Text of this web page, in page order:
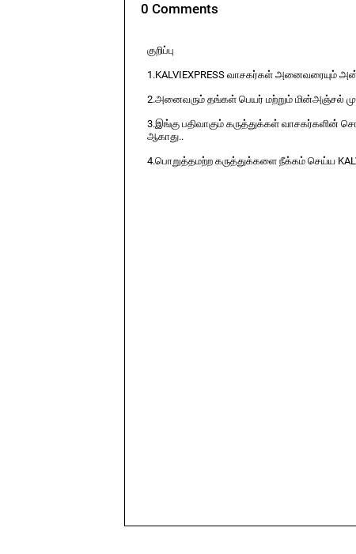
0 Comments
குறிப்பு
1.KALVIEXPRESS வாசகர்கள் அனைவரையும்
2.அனைவரும் தங்கள் பெயர் மற்றும் மின்அஞ்சல்
3.இங்கு பதிவாகும் கருத்துக்கள் வாசகர்களின்
ஆகாது..
4.பொறுத்தமற்ற கருத்துக்களை நீக்கம் செய்ய